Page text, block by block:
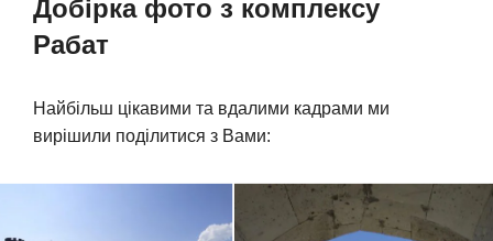
Добірка фото з комплексу
Рабат
Найбільш цікавими та вдалими кадрами ми
вирішили поділитися з Вами: